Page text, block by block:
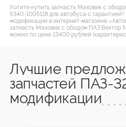
Хотите купить запчасть Маховик с
5340-1005118 для автобуса с
модификации в интернет-магазине
запчасть Маховик с ободом ПАЗ Вектор
можно по цене 13400 рублей
Лучшие
запчастей ПАЗ-
модификации